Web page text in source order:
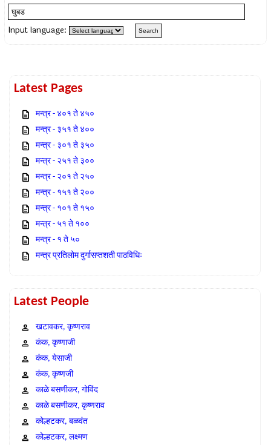
Input language:
Latest Pages
मन्त्र - ४०१ ते ४५०
मन्त्र - ३५१ ते ४००
मन्त्र - ३०१ ते ३५०
मन्त्र - २५१ ते ३००
मन्त्र - २०१ ते २५०
मन्त्र - १५१ ते २००
मन्त्र - १०१ ते १५०
मन्त्र - ५१ ते १००
मन्त्र - १ ते ५०
मन्त्र प्रतिलोम दुर्गासप्तशती पाठविधिः
Latest People
खटावकर, कृष्णराव
कंक, कृष्णाजी
कंक, येसाजी
कंक, कृष्णजी
काळे बसणीकर, गोविंद
काळे बसणीकर, कृष्णराव
कोल्हटकर, बळवंत
कोल्हटकर, लक्ष्मण